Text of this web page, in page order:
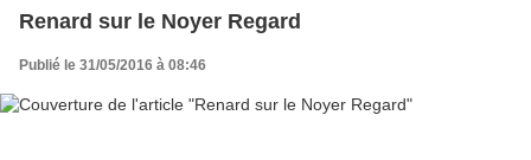
Renard sur le Noyer Regard
Publié le 31/05/2016 à 08:46